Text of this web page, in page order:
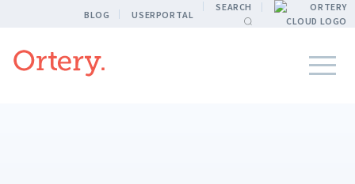
BLOG USERPORTAL
SEARCH